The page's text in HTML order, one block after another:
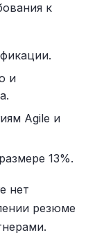
к
и
Agile и
13%.
нет
резюме